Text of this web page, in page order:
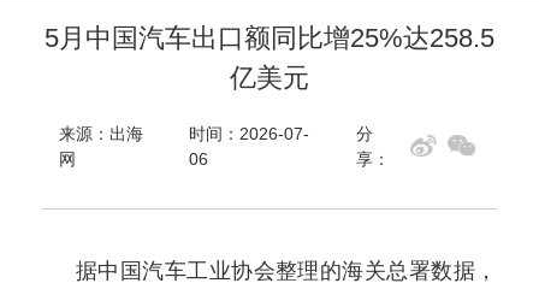
5月中国汽车出口额同比增25%达258.5
亿美元
来源：出海
网
时间：2026-07-
06
分
享：
据中国汽车工业协会整理的海关总署数据，